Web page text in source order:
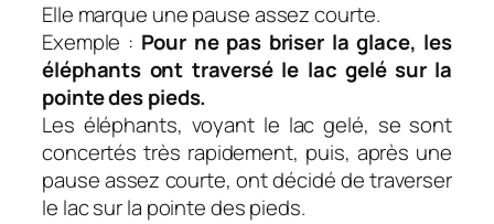
Elle marque une pause assez courte.
Exemple : Pour ne pas briser la glace, les
éléphants ont traversé le lac gelé sur la
pointe des pieds.
Les éléphants, voyant le lac gelé, se sont
concertés très rapidement, puis, après une
pause assez courte, ont décidé de traverser
le lac sur la pointe des pieds.